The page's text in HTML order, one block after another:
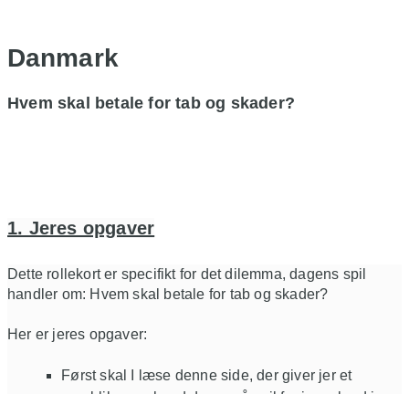
Danmark
Hvem skal betale for tab og skader?
1. Jeres opgaver
Dette rollekort er specifikt for det dilemma, dagens spil
handler om: Hvem skal betale for tab og skader?
Her er jeres opgaver:
Først skal I læse denne side, der giver jer et